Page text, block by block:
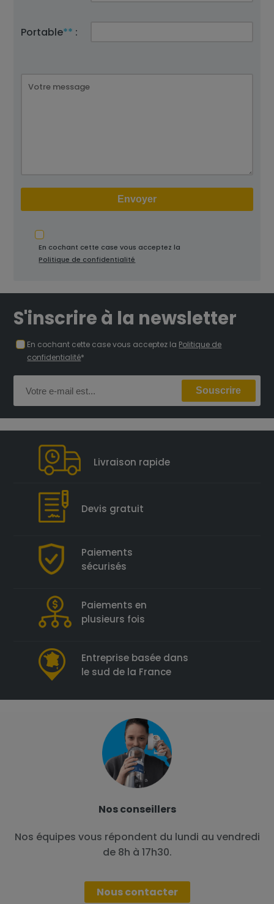
Portable** :
En cochant cette case vous acceptez la
Politique de confidentialité
S'inscrire à la newsletter
En cochant cette case vous acceptez la Politique de
confidentialité*
Livraison rapide
Devis gratuit
Paiements
sécurisés
Paiements en
plusieurs fois
Entreprise basée dans
le sud de la France
Nos conseillers
Nos équipes vous répondent du lundi au vendredi
de 8h à 17h30.
Nous contacter